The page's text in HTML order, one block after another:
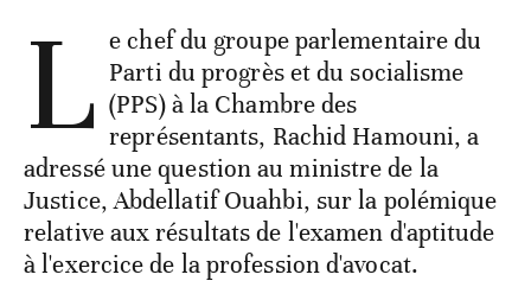
L e chef du groupe parlementaire du
Parti du progrès et du socialisme
(PPS) à la Chambre des
représentants, Rachid Hamouni, a
adressé une question au ministre de la
Justice, Abdellatif Ouahbi, sur la polémique
relative aux résultats de l'examen d'aptitude
à l'exercice de la profession d'avocat.